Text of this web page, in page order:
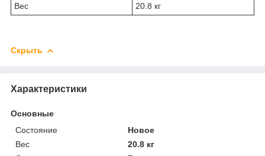
Вес
20.8 кг
Скрыть
Характеристики
Основные
Состояние
Новое
Вес
20.8 кг